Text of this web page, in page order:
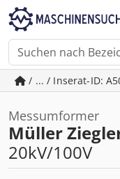
/ ... / Inserat-ID:
Messumformer
Müller
20kV/100V